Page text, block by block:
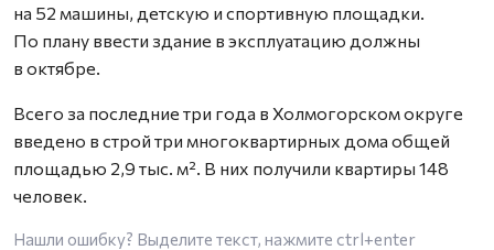
на 52 машины, детскую и спортивную площадки.
По плану ввести здание в эксплуатацию должны
в октябре.
Всего за последние три года в Холмогорском округе
введено в строй три многоквартирных дома общей
площадью 2,9 тыс. м². В них получили квартиры 148
человек.
Нашли ошибку? Выделите текст, нажмите ctrl+enter